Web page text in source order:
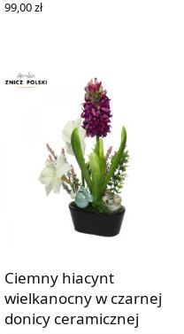
99,00zł
Ciemny hiacynt
wielkanocny w czarnej
donicy ceramicznej